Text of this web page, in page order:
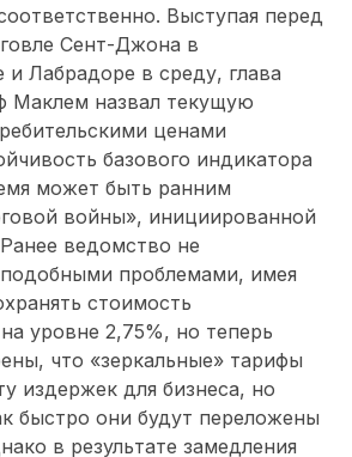
Выступая перед
Сент-Джона в
Лабрадоре в среду, глава
Маклем назвал текущую
ценами
базового индикатора
может быть ранним
войны», инициированной
ведомство не
подобными проблемами, имея
стоимость
уровне 2,75%, но теперь
что «зеркальные» тарифы
издержек для бизнеса, но
быстро они будут переложены
в результате замедления